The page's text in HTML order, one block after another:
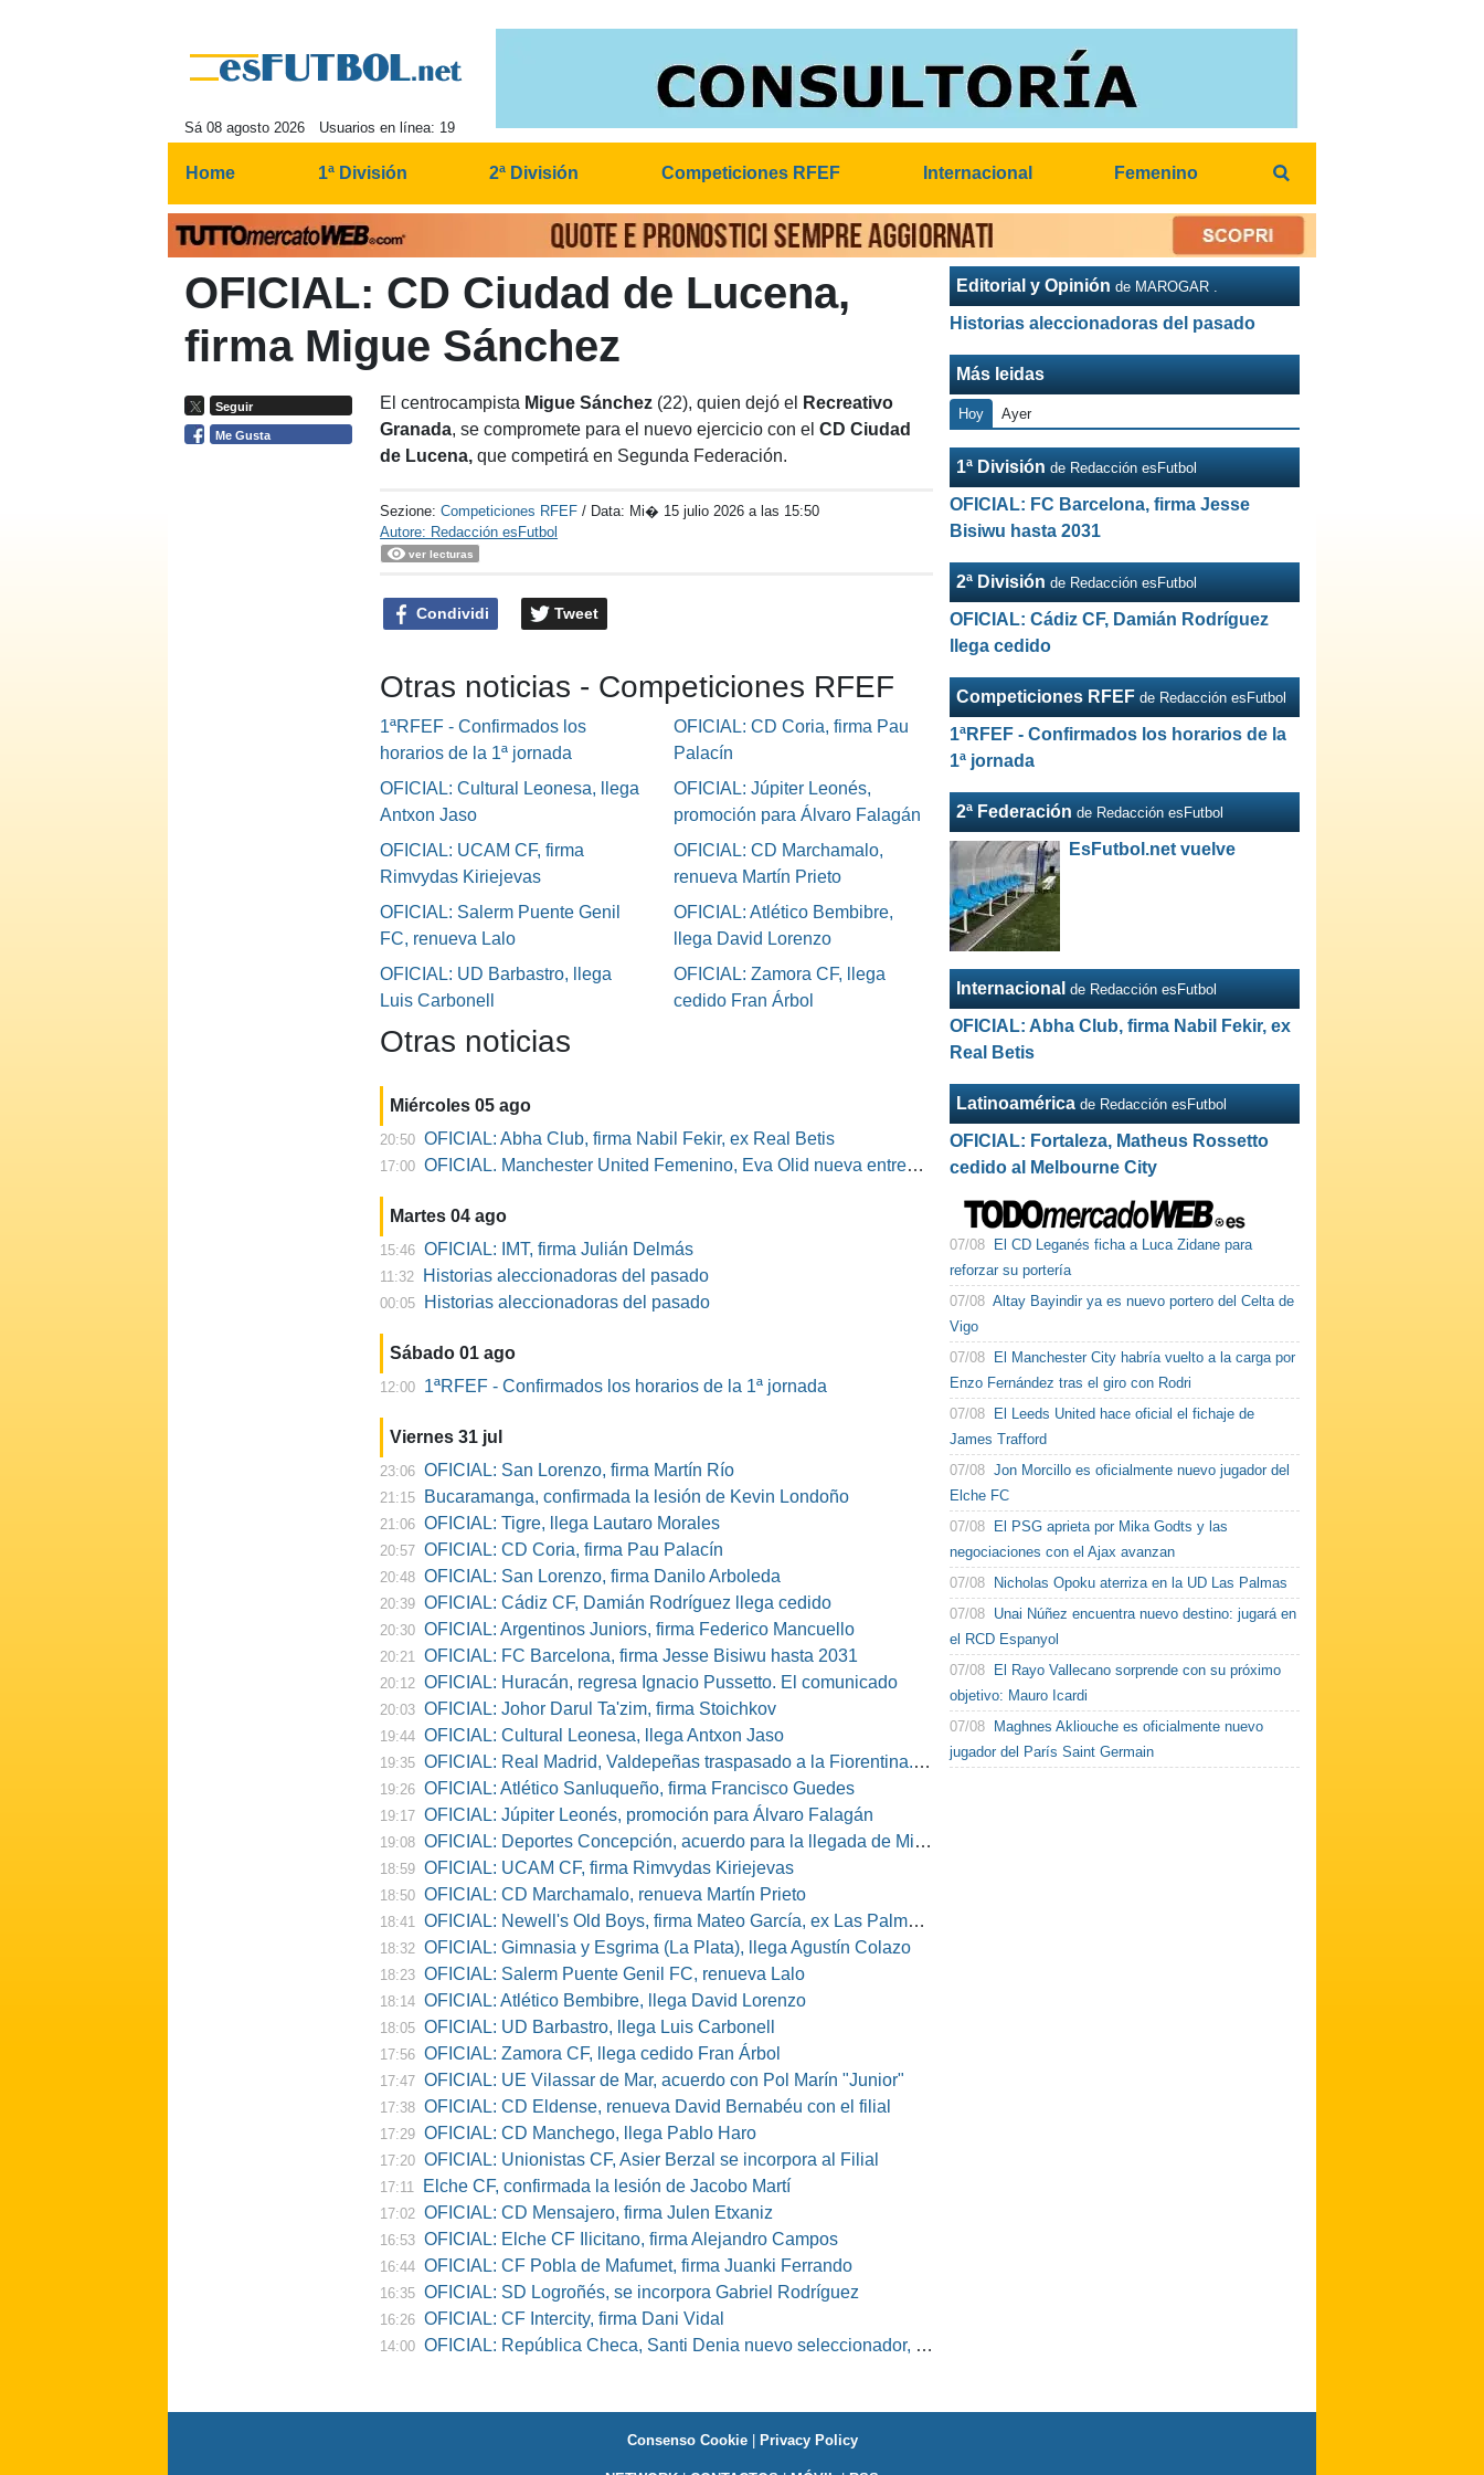
Sá 08 agosto 2026 Usuarios en línea: 19
Home 1ª División 2ª División Competiciones RFEF Internacional Femenino
OFICIAL: CD Ciudad de Lucena,
firma Migue Sánchez
Seguir
Me Gusta
El centrocampista Migue Sánchez (22), quien dejó el
Recreativo
Granada, se compromete para el nuevo ejercicio con elCD Ciudad
de Lucena, que competirá en Segunda Federación.
Sezione:Competiciones RFEF / Data: Mi� 15 julio 2026 a las 15:50
Autore: Redacción esFutbol
ver lecturas
Condividi Tweet
Otras noticias - Competiciones RFEF
1ªRFEF - Confirmados los
horarios de la 1ª jornada
OFICIAL: CD Coria, firma Pau
Palacín
OFICIAL: Cultural Leonesa, llega
Antxon Jaso
OFICIAL: Júpiter Leonés,
promoción para Álvaro Falagán
OFICIAL: UCAM CF, firma
Rimvydas Kiriejevas
OFICIAL: CD Marchamalo,
renueva Martín Prieto
OFICIAL: Salerm Puente Genil
FC, renueva Lalo
OFICIAL: Atlético Bembibre,
llega David Lorenzo
OFICIAL: UD Barbastro, llega
Luis Carbonell
OFICIAL: Zamora CF, llega
cedido Fran Árbol
Otras noticias
Miércoles 05 ago
20:50 OFICIAL: Abha Club, firma Nabil Fekir, ex Real Betis
17:00 OFICIAL. Manchester United Femenino, Eva Olid nueva entrenadora
Martes 04 ago
15:46 OFICIAL: IMT, firma Julián Delmás
11:32 Historias aleccionadoras del pasado
00:05 Historias aleccionadoras del pasado
Sábado 01 ago
12:00 1ªRFEF - Confirmados los horarios de la 1ª jornada
Viernes 31 jul
23:06 OFICIAL: San Lorenzo, firma Martín Río
21:15 Bucaramanga, confirmada la lesión de Kevin Londoño
21:06 OFICIAL: Tigre, llega Lautaro Morales
20:57 OFICIAL: CD Coria, firma Pau Palacín
20:48 OFICIAL: San Lorenzo, firma Danilo Arboleda
20:39 OFICIAL: Cádiz CF, Damián Rodríguez llega cedido
20:30 OFICIAL: Argentinos Juniors, firma Federico Mancuello
20:21 OFICIAL: FC Barcelona, firma Jesse Bisiwu hasta 2031
20:12 OFICIAL: Huracán, regresa Ignacio Pussetto. El comunicado
20:03 OFICIAL: Johor Darul Ta'zim, firma Stoichkov
19:44 OFICIAL: Cultural Leonesa, llega Antxon Jaso
19:35 OFICIAL: Real Madrid, Valdepeñas traspasado a la Fiorentina. El comunicado
19:26 OFICIAL: Atlético Sanluqueño, firma Francisco Guedes
19:17 OFICIAL: Júpiter Leonés, promoción para Álvaro Falagán
19:08 OFICIAL: Deportes Concepción, acuerdo para la llegada de Miguel Barbieri
18:59 OFICIAL: UCAM CF, firma Rimvydas Kiriejevas
18:50 OFICIAL: CD Marchamalo, renueva Martín Prieto
18:41 OFICIAL: Newell's Old Boys, firma Mateo García, ex Las Palmas, Osasuna o Alcorcón
18:32 OFICIAL: Gimnasia y Esgrima (La Plata), llega Agustín Colazo
18:23 OFICIAL: Salerm Puente Genil FC, renueva Lalo
18:14 OFICIAL: Atlético Bembibre, llega David Lorenzo
18:05 OFICIAL: UD Barbastro, llega Luis Carbonell
17:56 OFICIAL: Zamora CF, llega cedido Fran Árbol
17:47 OFICIAL: UE Vilassar de Mar, acuerdo con Pol Marín "Junior"
17:38 OFICIAL: CD Eldense, renueva David Bernabéu con el filial
17:29 OFICIAL: CD Manchego, llega Pablo Haro
17:20 OFICIAL: Unionistas CF, Asier Berzal se incorpora al Filial
17:11 Elche CF, confirmada la lesión de Jacobo Martí
17:02 OFICIAL: CD Mensajero, firma Julen Etxaniz
16:53 OFICIAL: Elche CF Ilicitano, firma Alejandro Campos
16:44 OFICIAL: CF Pobla de Mafumet, firma Juanki Ferrando
16:35 OFICIAL: SD Logroñés, se incorpora Gabriel Rodríguez
16:26 OFICIAL: CF Intercity, firma Dani Vidal
14:00 OFICIAL: República Checa, Santi Denia nuevo seleccionador, Pablo Amo su ayudante
Editorial y Opinión de MAROGAR .
Historias aleccionadoras del pasado
Más leidas
Hoy Ayer
1ª División de Redacción esFutbol
OFICIAL: FC Barcelona, firma Jesse
Bisiwu hasta 2031
2ª División de Redacción esFutbol
OFICIAL: Cádiz CF, Damián Rodríguez
llega cedido
Competiciones RFEF de Redacción esFutbol
1ªRFEF - Confirmados los horarios de la
1ª jornada
2ª Federación de Redacción esFutbol
EsFutbol.net vuelve
Internacional de Redacción esFutbol
OFICIAL: Abha Club, firma Nabil Fekir, ex
Real Betis
Latinoamérica de Redacción esFutbol
OFICIAL: Fortaleza, Matheus Rossetto
cedido al Melbourne City
07/08
El CD Leganés ficha a Luca Zidane para
reforzar su portería
07/08 Altay Bayindir ya es nuevo portero del Celta de
Vigo
07/08
El Manchester City habría vuelto a la carga por
Enzo Fernández tras el giro con Rodri
07/08
El Leeds United hace oficial el fichaje de
James Trafford
07/08 Jon Morcillo es oficialmente nuevo jugador del
Elche FC
07/08
El PSG aprieta por Mika Godts y las
negociaciones con el Ajax avanzan
07/08
Nicholas Opoku aterriza en la UD Las Palmas
07/08 Unai Núñez encuentra nuevo destino: jugará en
el RCD Espanyol
07/08
El Rayo Vallecano sorprende con su próximo
objetivo: Mauro Icardi
07/08
Maghnes Akliouche es oficialmente nuevo
jugador del París Saint Germain
Consenso Cookie| Privacy Policy